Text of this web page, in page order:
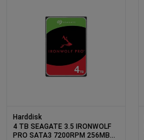
Harddisk
4 TB SEAGATE 3.5 IRONWOLF
PRO SATA3 7200RPM 256MB